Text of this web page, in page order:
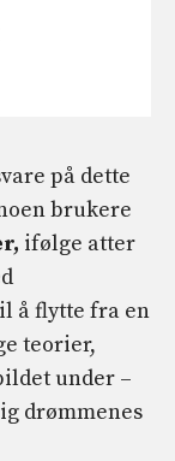
på dette
brukere
ifølge atter
å flytte fra en
teorier,
under –
drømmenes